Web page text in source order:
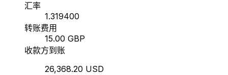
汇率
1.319400
转账费用
15.00 GBP
收款方到账
26,368.20 USD